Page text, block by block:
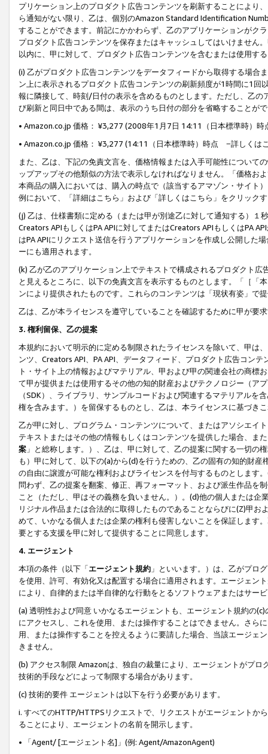
プリケーション上のプロダクト広告コンテンツを刷新することにより
ら通知がない限り、乙は、個別のAmazon Standard Identification
することができます。前記にかかわらず、乙のアプリケーションがク
プロダクト広告コンテンツを保存またはキャッシュしてはいけません
以内に、甲に対して、プロダクト広告コンテンツを含むまたは使用す
(i) 乙がプロダクト広告コンテンツをデータフィードから取得する場合
ン上に表示されるプロダクト広告コンテンツの刷新頻度が1時間に1
報に隣接して、時刻/日付の表示を含めるものとします。ただし、乙
び刷新と同日中である間は、表示のうち日付の部分を省略することが
• Amazon.co.jp 価格： ¥3,277 (2008年1月7日 14:11（日本標準時）
• Amazon.co.jp 価格： ¥3,277 (14:11（日本標準時）時点 −詳しくは
また、乙は、下記の免責文言を、価格情報または入手可能性について
ップアップその他類似の方法で表示しなければなりません。「価格
本商品の購入においては、購入の時点で（該当するアマゾン・サイト
例において、「詳細はこちら」および「詳しくはこちら」をクリック
(j) 乙は、仕様書類に定める（または甲が別途乙に対して通知する）
Creators APIもしくはPA APIに対してまたはCreators APIもしくはPA
はPA APIにリクエスト送信を行うアプリケーションを作成し公開した
ーにも適用されます。
(k) 乙が乙のアプリケーション上でテキストで構成されるプロダクト
と見えるところに、以下の免責文言を表示するものとします。「［「
ンにより提供されたものです。これらのコンテンツは「現状有姿」で
乙は、乙が本ライセンスを遵守していることを確認するために甲が要
3. 権利留保、乙の提案
本規約において明示的に定める制限されたライセンスを除いて、甲は
ンツ、Creators API、PA API、データフィード、プロダクト広告コン
ト・サイト上の情報およびマテリアル、甲および甲の関連会社の商
て甲が提供または使用するその他の知的財産およびテクノロジー（ア
（SDK）、ライブラリ、サンプルコードおよび関連するマテリアル
権を含みます。）を留保するものとし、乙は、本ライセンスに基づき
乙が甲に対し、プログラム・コンテンツについて、またはアソシエイ
テキストまたはその他の情報もしくはコンテンツを提供した場合、ま
案 」と総称します。）、乙は、甲に対して、乙の提案に関する一切
も）甲に対して、以下の(a)から(d)を行うための、乙の固有の知的財
の自由に譲渡が可能な権利およびライセンスを付与するものとします
問わず、乙の提案を翻案、修正、再フォーマット、および派生作品を
こと（ただし、甲はその義務を負いません。）。(d)他の個人または
リジナル作品または合法的に取得したものであることならびに(Z)甲
めて、いかなる個人または企業の権利も侵害しないことを保証します
要とする支援を甲に対して提供することに同意します。
4. エージェント
本項の条件（以下「エージェント規約 」といいます。）は、乙がプロ
を使用、許可、有効化又は配置する場合に適用されます。エージェン
により、自律的または半自律的な行動をとるソフトウェアまたはサー
(a) 透明性および同意 いかなるエージェントも、エージェント規約の
にアクセスし、これを使用、または操作することはできません。さら
用、または操作することを控えるように要請した場合、当該エージェ
きません。
(b) アクセス制限 Amazonは、独自の裁量により、エージェントがプ
技術的手段などによって制限する場合があります。
(c) 技術的要件 エージェントは以下を行う必要があります。
i. すべてのHTTP/HTTPSリクエストで、リクエストがエージェントか
ることにより、エージェントの名前を開示します。
• 「Agent/ [エージェント名]」(例: Agent/AmazonAgent)